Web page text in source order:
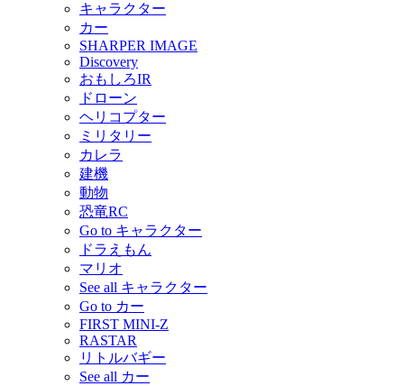
キャラクター
カー
SHARPER IMAGE
Discovery
おもしろIR
ドローン
ヘリコプター
ミリタリー
カレラ
建機
動物
恐竜RC
Go to キャラクター
ドラえもん
マリオ
See all キャラクター
Go to カー
FIRST MINI-Z
RASTAR
リトルバギー
See all カー